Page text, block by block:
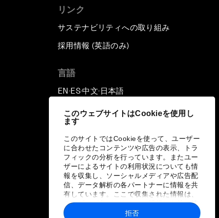
このウェブサイトはCookieを使用し
ます
このサイトではCookieを使って、ユーザー
に合わせたコンテンツや広告の表示、トラ
フィックの分析を行っています。またユー
ザーによるサイトの利用状況についても情
報を収集し、ソーシャルメディアや広告配
信、データ解析の各パートナーに情報を共
有しています。ここで収集された情報は、
ユーザーが各パートナーに提供した他の情
報や各パートナーのサービスを使用した際
拒否
リンク
サステナビリティへの取り組み
採用情報 (英語のみ)
言語
EN ▪ ES▪中文▪ 日本語